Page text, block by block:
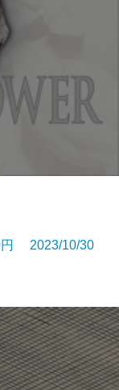
2023/10/30